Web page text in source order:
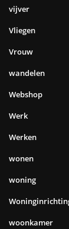
vijver
Vliegen
Vrouw
wandelen
Webshop
Werk
Werken
wonen
woning
woonkamer